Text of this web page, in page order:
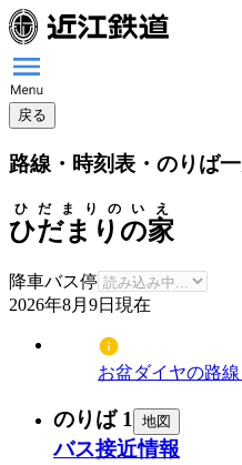
戻る
路線・時刻表・のりば
ひだまりの家
ひだまりのいえ
降車バス停
2026年8月9日 現在
お盆ダイヤの路
のりば 1 地図
バス接近情報